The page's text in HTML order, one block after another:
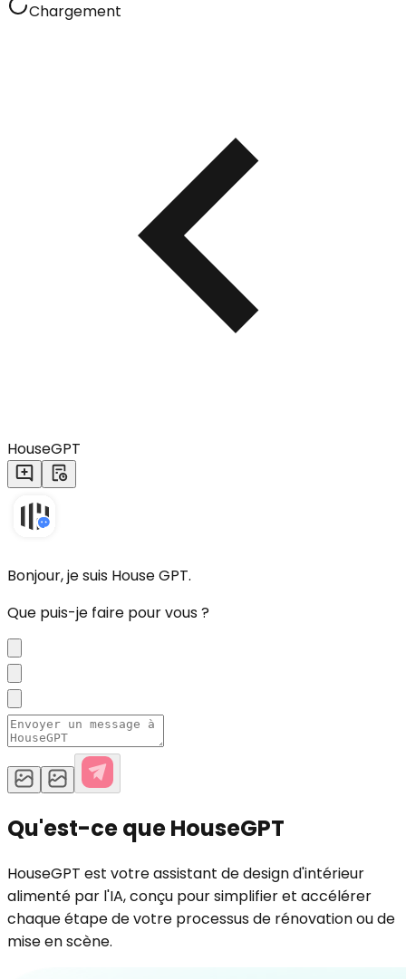
Chargement
HouseGPT
Bonjour, je suis House GPT.
Que puis-je faire pour vous ?
Qu'est-ce que HouseGPT
HouseGPT est votre assistant de design d'intérieur
alimenté par l'IA, conçu pour simplifier et accélérer
chaque étape de votre processus de rénovation ou de
mise en scène.